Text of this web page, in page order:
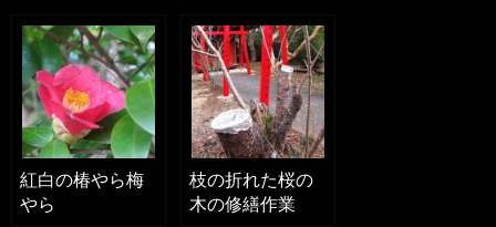
紅白の椿やら梅
やら
枝の折れた桜の
木の修繕作業